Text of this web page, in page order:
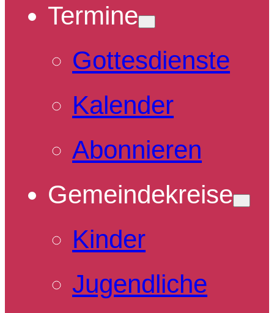
Termine
Gottesdienste
Kalender
Abonnieren
Gemeindekreise
Kinder
Jugendliche